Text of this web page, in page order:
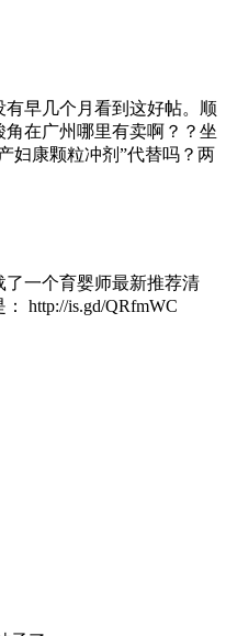
早几个月看到这好帖。顺
在广州哪里有卖啊？？坐
妇康颗粒冲剂”代替吗？两
一个育婴师最新推荐清
http://is.gd/QRfmWC